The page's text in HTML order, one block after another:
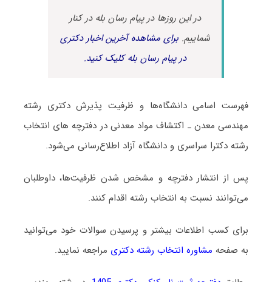
در این روزها در پیام رسان بله در کنار
شماییم.برای مشاهده آخرین اخبار دکتری
در پیام رسان بله کلیک کنید.
فهرست اسامی دانشگاه‌ها و ظرفیت پذیرش دکتری رشته
ﻣﻬﻨﺪسی ﻣﻌﺪن ـ اﻛﺘﺸﺎف مواد معدنی در دفترچه های انتخاب
رشته دکترا سراسری و دانشگاه آزاد اطلاع‌رسانی می‌شود.
پس از انتشار دفترچه و مشخص شدن ظرفیت‌ها، داوطلبان
می‌توانند نسبت به انتخاب رشته اقدام کنند.
برای کسب اطلاعات بیشتر و پرسیدن سوالات خود می‌توانید
به صفحه مشاوره انتخاب رشته دکتری مراجعه نمایید.